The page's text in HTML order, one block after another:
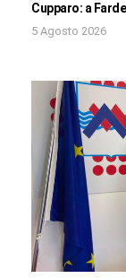
Cupparo: a
5 Agosto 2026